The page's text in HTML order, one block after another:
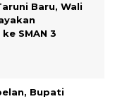
Baru, Wali
SMAN 3
Bupati